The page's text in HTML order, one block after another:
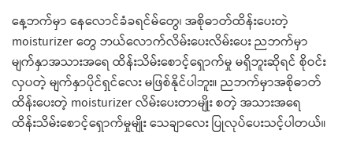
နေ့ဘက်မှာ နေလောင်ခံခရင်မ်တွေ၊ အစိုဓာတ်ထိန်းပေးတဲ့
moisturizer တွေ ဘယ်လောက်လိမ်းပေးလိမ်းပေး ညဘက်မှာ
မျက်နှာအသားအရေ ထိန်းသိမ်းစောင့်ရှောက်မှု မရှိဘူးဆိုရင် စိုဝင်း
လှပတဲ့ မျက်နှာပိုင်ရှင်လေး မဖြစ်နိုင်ပါဘူး။ ညဘက်မှာအစိုဓာတ်
ထိန်းပေးတဲ့ moisturizer လိမ်းပေးတာမျိုး စတဲ့ အသားအရေ
ထိန်းသိမ်းစောင့်ရှောက်မှုမျိုး သေချာလေး ပြုလုပ်ပေးသင့်ပါတယ်။